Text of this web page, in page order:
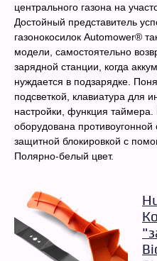
центрального газона на
Достойный представитель
газонокосилок Automower®
модели, самостоятельно
зарядной станции, когда
нуждается в подзарядке.
подсветкой, клавиатура для
настройки, функция
оборудована противоугонной
защитной блокировкой с
Полярно-белый цвет.